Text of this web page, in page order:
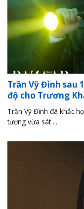
Trần Vỹ Đình sau
độ cho Trương
Trần Vỹ Đình đã khắc
tượng vừa sát ...